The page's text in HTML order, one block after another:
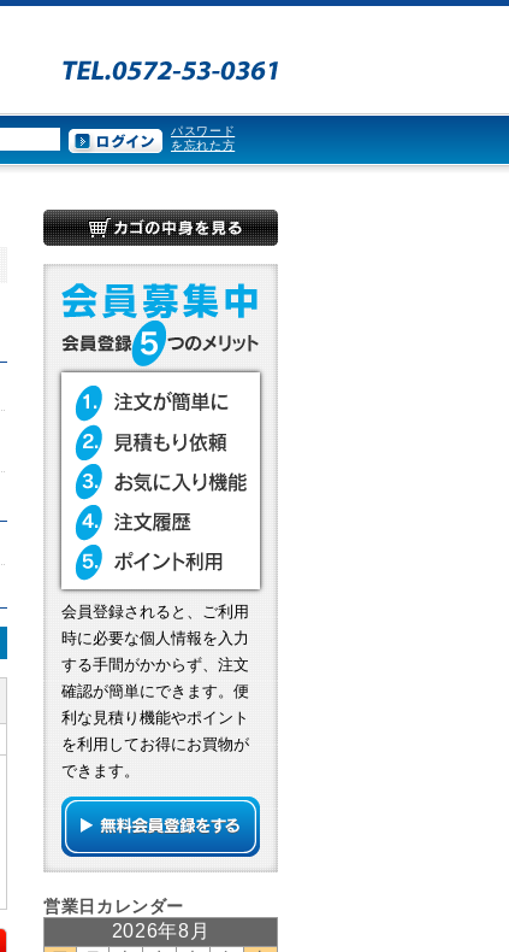
パスワード
を忘れた方
会員登録されると、ご利用
時に必要な個人情報を入力
する手間がかからず、注文
確認が簡単にできます。便
利な見積り機能やポイント
を利用してお得にお買物が
できます。